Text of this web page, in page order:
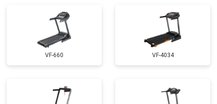
VF-660 VF-4034